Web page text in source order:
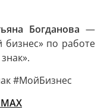
Богданова —
бизнес» по работе
#МойБизнес
МАХ